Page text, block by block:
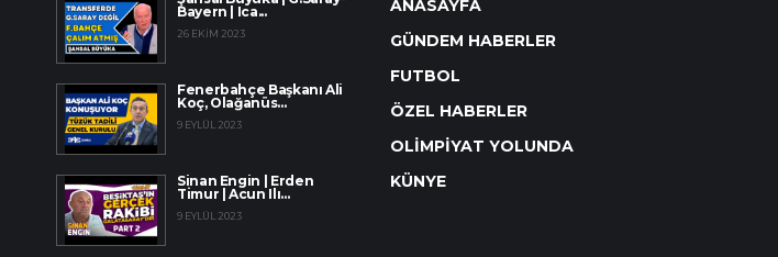
Bayern | Ica...
26 EKIM 2023
Fenerbahçe Başkanı Ali
Koç, Olağanüs...
9 EYLÜL 2023
Sinan Engin | Erden
Timur | Acun Ilı...
9 EYLÜL 2023
ANASAYFA
GÜNDEM HABERLER
FUTBOL
ÖZEL HABERLER
OLİMPİYAT YOLUNDA
KÜNYE